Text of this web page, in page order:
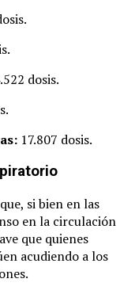
dosis.
17.807 dosis.
si bien en las
en la circulación
que quienes
acudiendo a los